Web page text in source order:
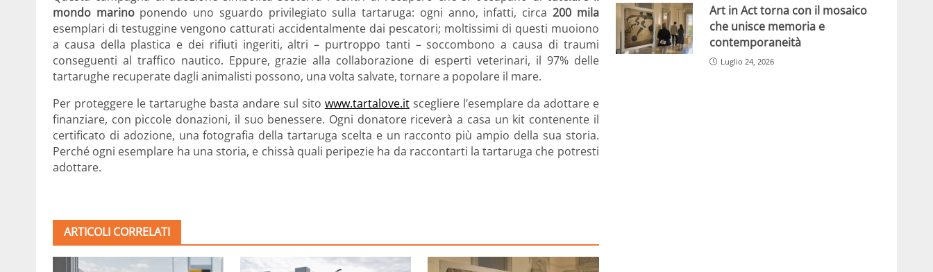
mondo marinoponendo uno sguardo privilegiato sulla tartaruga: ogni anno, infatti, circa 200 mila
esemplari di testuggine vengono catturati accidentalmente dai pescatori; moltissimi di questi muoiono
a causa della plastica e dei rifiuti ingeriti, altri – purtroppo tanti – soccombono a causa di traumi
conseguenti al traffico nautico. Eppure, grazie alla collaborazione di esperti veterinari, il 97% delle
tartarughe recuperate dagli animalisti possono, una volta salvate, tornare a popolare il mare.
Per proteggere le tartarughe basta andare sul sito www.tartalove.itscegliere l’esemplare da adottare e
finanziare, con piccole donazioni, il suo benessere. Ogni donatore riceverà a casa un kit contenente il
certificato di adozione, una fotografia della tartaruga scelta e un racconto più ampio della sua storia.
Perché ogni esemplare ha una storia, e chissà quali peripezie ha da raccontarti la tartaruga che potresti
adottare.
ARTICOLI CORRELATI
Art in Act torna con il mosaico
che unisce memoria e
contemporaneità
Luglio 24, 2026